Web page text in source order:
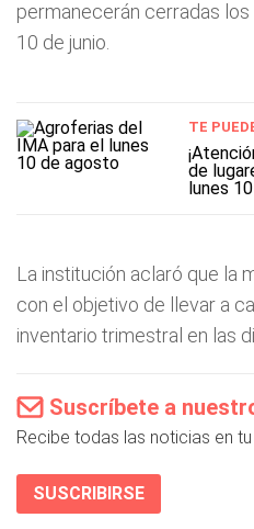
permanecerán cerradas
10 de junio.
TE
de
lunes
La institución aclaró que la
con el objetivo de llevar a
inventario trimestral en las
Suscríbete a
Recibe todas las noticias en
SUSCRIBIRSE